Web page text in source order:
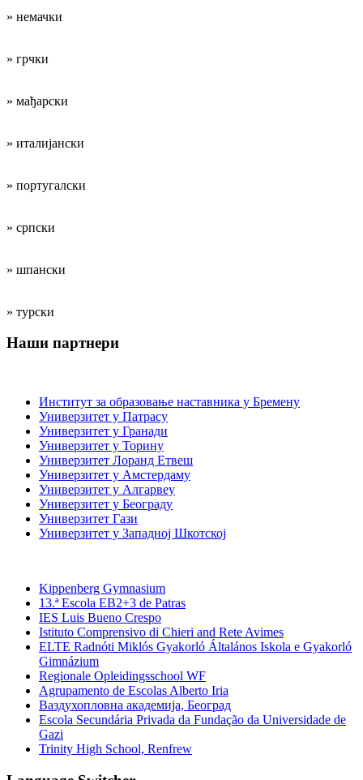
» немачки
» грчки
» мађарски
» италијански
» португалски
» српски
» шпански
» турски
Наши партнери
Институт за образовање наставника у Бремену
Универзитет у Патрасу
Универзитет у Гранади
Универзитет у Торину
Универзитет Лоранд Етвеш
Универзитет у Амстердаму
Универзитет у Алгарвеу
Универзитет у Београду
Универзитет Гази
Универзитет у Западној Шкотској
Kippenberg Gymnasium
13.ª Escola EB2+3 de Patras
IES Luis Bueno Crespo
Istituto Comprensivo di Chieri and Rete Avimes
ELTE Radnóti Miklós Gyakorló Általános Iskola e Gyakorló
Gimnázium
Regionale Opleidingsschool WF
Agrupamento de Escolas Alberto Iria
Ваздухопловна академија, Београд
Escola Secundária Privada da Fundação da Universidade de
Gazi
Trinity High School, Renfrew